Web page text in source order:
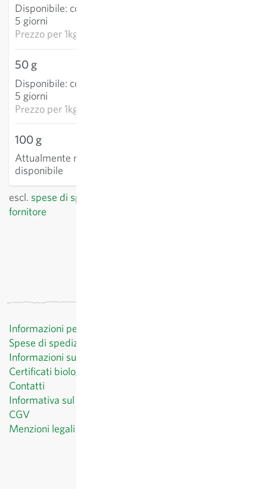
Disponibile: consegna 3-
5 giorni
Prezzo per1kg: 573,52 €
50 g
Disponibile: consegna 3-
5 giorni
Prezzo per1kg: 460,10 €
100 g
Attualmente non
disponibile
escl. spese di spedizione
fornitore
Informazioni per il cliente
Spese di spedizione
Informazioni sul diritto di recesso
Certificati biologici
Contatti
Informativa sul trattamento dei dati personali
CGV
Menzioni legali